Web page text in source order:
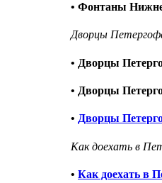
• Фонтаны
Дворцы
• Дворцы
• Дворцы
• Дворцы
Как доехать в
• Как доехать в